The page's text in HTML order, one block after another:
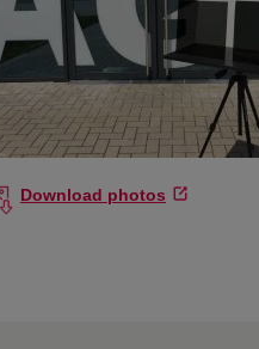
Download photos